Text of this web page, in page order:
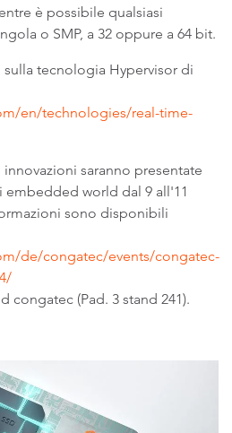
è possibile qualsiasi
o SMP, a 32 oppure a 64 bit.
tecnologia Hypervisor di
en/technologies/real-time-
saranno presentate
embedded world dal 9 all'11
sono disponibili
de/congatec/events/congatec-
congatec (Pad. 3 stand 241).